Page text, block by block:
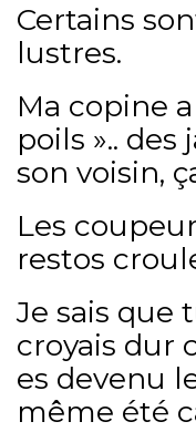
Certains
lustres.
Ma copine
poils »..
son voisin,
Les
restos
Je sais que
croyais dur
es devenu
même été